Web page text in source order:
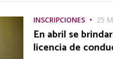
INSCRIPCIONES 25
En abril se
licencia de